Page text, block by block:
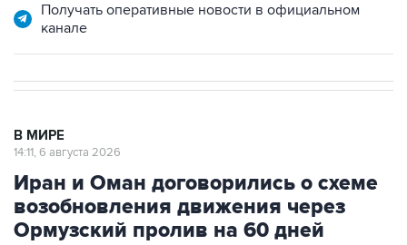
Получать оперативные новости в официальном
канале
В МИРЕ
14:11, 6 августа 2026
Иран и Оман договорились о схеме
возобновления движения через
Ормузский пролив на 60 дней